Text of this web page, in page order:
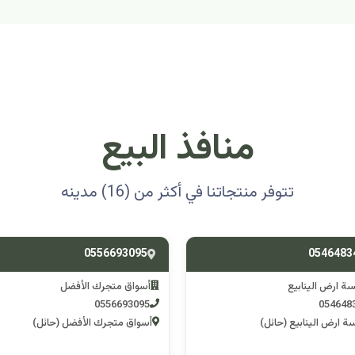
منافذ البيع
تتوفر منتجاتنا في أكثر من (16) مدينه
متجرك الأفضل
متجرك الأفضل (حائل)
0501314012
اسوق مكشات جو
0501314012
اسوق مكشات جو (الرصف)